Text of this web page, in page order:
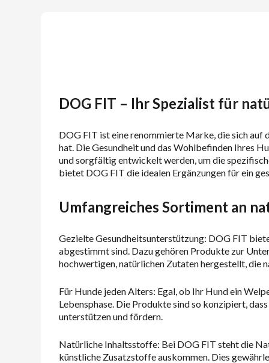
DOG FIT – Ihr Spezialist für
DOG FIT ist eine renommierte Marke, die sich
hat. Die Gesundheit und das Wohlbefinden Ihres
und sorgfältig entwickelt werden, um die
bietet DOG FIT die idealen Ergänzungen für ein
Umfangreiches Sortiment an
Gezielte Gesundheitsunterstützung: DOG FIT
abgestimmt sind. Dazu gehören Produkte zur
hochwertigen, natürlichen Zutaten hergestellt, die
Für Hunde jeden Alters: Egal, ob Ihr Hund ein
Lebensphase. Die Produkte sind so konzipiert,
unterstützen und fördern.
Natürliche Inhaltsstoffe: Bei DOG FIT steht die
künstliche Zusatzstoffe auskommen. Dies